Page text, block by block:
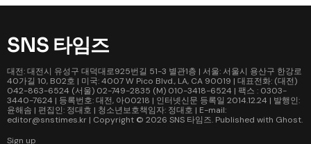
SNS 타임즈
대전: 대전시 유성구 대덕대로925번길 51-3 별관1층 | 서울: 서울시 용산구 한강로
40가길 10, B02호 | 미국: 4007 W Pico Blvd., LA, CA 90019 | 대표전화: (대전)
042-863-6524 (서울) 02-749-2835 (M) 010-3418-6524 | 팩스 : 0303-
3440-7624 | 등록번호: 대전, 아00218 | 인터넷신문 등록일 2014.12.24 | 발행인:
윤해솜 | 편집인: 정대호 | 청소년보호책임자: 정대호 | E-mail:
editor@snstimes.kr | Copyright © 2026 SNS 타임즈. Published with Ghost.
Sign up